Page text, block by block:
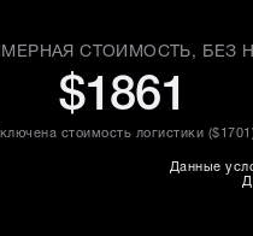
СТОИМОСТЬ, БЕЗ
$1861
стоимость логистики ($1701
Данные